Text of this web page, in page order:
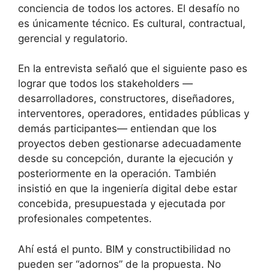
conciencia de todos los actores. El desafío no
es únicamente técnico. Es cultural, contractual,
gerencial y regulatorio.
En la entrevista señaló que el siguiente paso es
lograr que todos los stakeholders —
desarrolladores, constructores, diseñadores,
interventores, operadores, entidades públicas y
demás participantes— entiendan que los
proyectos deben gestionarse adecuadamente
desde su concepción, durante la ejecución y
posteriormente en la operación. También
insistió en que la ingeniería digital debe estar
concebida, presupuestada y ejecutada por
profesionales competentes.
Ahí está el punto. BIM y constructibilidad no
pueden ser “adornos” de la propuesta. No